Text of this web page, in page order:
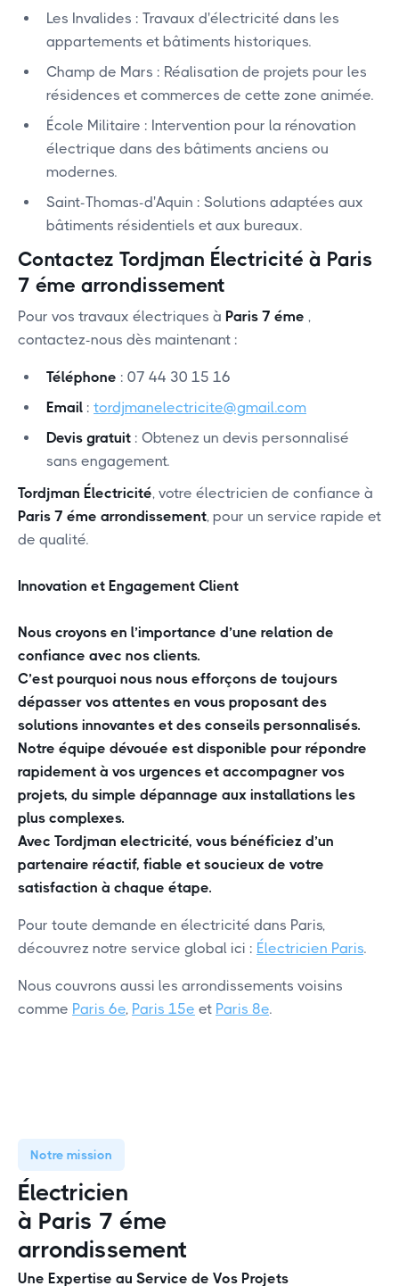
‍Les Invalides : Travaux d'électricité dans les
appartements et bâtiments historiques.
Champ de Mars : Réalisation de projets pour les
résidences et commerces de cette zone animée.
‍École Militaire : Intervention pour la rénovation
électrique dans des bâtiments anciens ou
modernes.
‍Saint-Thomas-d'Aquin : Solutions adaptées aux
bâtiments résidentiels et aux bureaux.
Contactez Tordjman Électricité à Paris
7 éme arrondissement
Pour vos travaux électriques à Paris 7 éme ,
contactez-nous dès maintenant :
Téléphone : 07 44 30 15 16
Email : tordjmanelectricite@gmail.com
Devis gratuit : Obtenez un devis personnalisé
sans engagement.
Tordjman Électricité, votre électricien de confiance à
Paris 7 éme arrondissement, pour un service rapide et
de qualité.
Innovation et Engagement Client
Nous croyons en l’importance d’une relation de
confiance avec nos clients.
C’est pourquoi nous nous efforçons de toujours
dépasser vos attentes en vous proposant des
solutions innovantes et des conseils personnalisés.
Notre équipe dévouée est disponible pour répondre
rapidement à vos urgences et accompagner vos
projets, du simple dépannage aux installations les
plus complexes.
Avec Tordjman electricité, vous bénéficiez d’un
partenaire réactif, fiable et soucieux de votre
satisfaction à chaque étape.
Pour toute demande en électricité dans Paris,
découvrez notre service global ici : Électricien Paris.
Nous couvrons aussi les arrondissements voisins
comme Paris 6e, Paris 15e et Paris 8e.
Notre mission
Électricien
à Paris 7 éme
arrondissement
Une Expertise au Service de Vos Projets